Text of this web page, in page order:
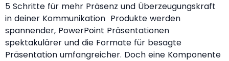
5 Schritte für mehr Präsenz und Überzeugungskraft
in deiner Kommunikation Produkte werden
spannender, PowerPoint Präsentationen
spektakulärer und die Formate für besagte
Präsentation umfangreicher. Doch eine Komponente